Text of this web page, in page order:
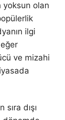
yoksun olan
ilgi
ve mizahi
dışı